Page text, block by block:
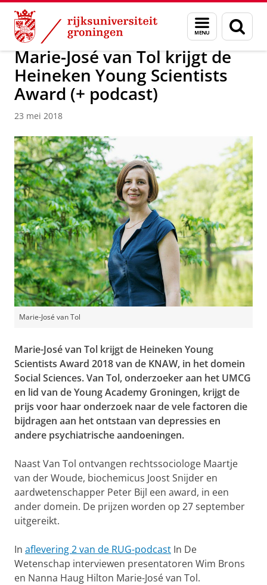
Skip
Content
Skip
Navigation
Menu
en
zoeken
Over ons Actueel Nieuws Nieuwsberichten
Marie-José van Tol krijgt de
Heineken Young Scientists
Award (+ podcast)
23 mei 2018
Marie-José van Tol
Marie-José van Tol krijgt de Heineken Young
Scientists Award 2018 van de KNAW, in het domein
Social Sciences. Van Tol, onderzoeker aan het UMCG
en lid van de Young Academy Groningen, krijgt de
prijs voor haar onderzoek naar de vele factoren die
bijdragen aan het ontstaan van depressies en
andere psychiatrische aandoeningen.
Naast Van Tol ontvangen rechtssociologe Maartje
van der Woude, biochemicus Joost Snijder en
aardwetenschapper Peter Bijl een award, in een
ander domein. De prijzen worden op 27 september
uitgereikt.
In aflevering 2 van de RUG-podcast In De
Wetenschap interviewen presentatoren Wim Brons
en Nanna Haug Hilton Marie-José van Tol.